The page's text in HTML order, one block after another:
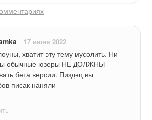
17 июня 2022
хватит эту тему мусолить. Ни
обычные юзеры НЕ ДОЛЖНЫ
бета версии. Пиздец вы
писак наняли